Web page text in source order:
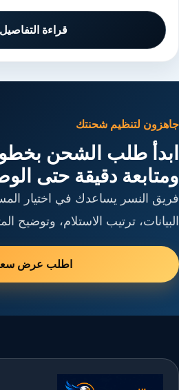
قراءة التفاصيل
جاهزون لتنظيم شحنتك
ابدأ طلب الشحن
ومتابعة دقيقة حتى
فريق النسر يساعدك في اختيار
البيانات، ترتيب الاستلام، وتوضيح
اطلب عرض